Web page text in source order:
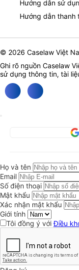
Hướng dẫn sử
Hướng dẫn thanh
© 2026 Caselaw Việt
Ghi rõ nguồn Caselaw
sử dụng thông tin, tài
Họ và tên
Email
Số điện thoại
Mật khẩu
Xác nhận mật khẩu
Giới tính
Tôi đồng ý vớiĐiều